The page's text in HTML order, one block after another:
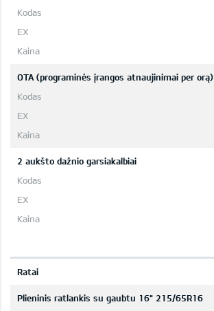
OTA (programinės įrangos atnaujinimai per orą)
2 aukšto dažnio garsiakalbiai
Ratai
Plieninis ratlankis su gaubtu 16" 215/65R16